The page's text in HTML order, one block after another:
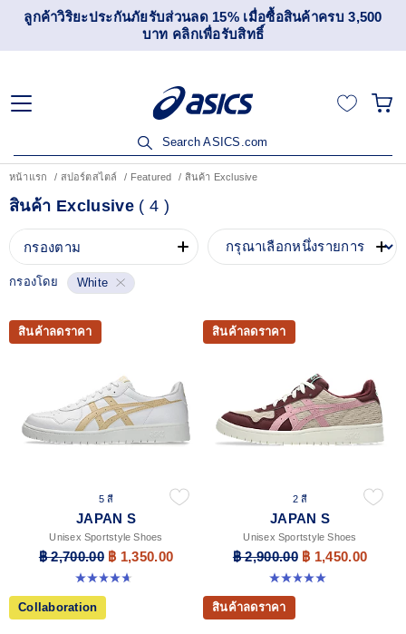
ลูกค้าวิริยะประกันภัยรับส่วนลด 15% เมื่อซื้อสินค้าครบ 3,500
บาท คลิกเพื่อรับสิทธิ์
Search ASICS.com
หน้าแรก สปอร์ตสไตล์ Featured สินค้า Exclusive
สินค้า Exclusive ( 4 )
กรองตาม
กรองโดย White
สินค้าลดราคา
5 สี
JAPAN S
Unisex Sportstyle Shoes
฿ 2,700.00 ฿ 1,350.00
4.7 จาก 5 ดาว 133 รีวิว
สินค้าลดราคา
2 สี
JAPAN S
Unisex Sportstyle Shoes
฿ 2,900.00 ฿ 1,450.00
5.0 จาก 5 ดาว 8 รีวิว
Collaboration สินค้าลดราคา